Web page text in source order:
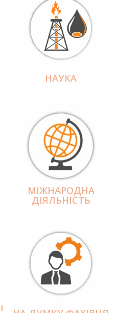
НАУКА
МІЖНАРОДНА
ДІЯЛЬНІCТЬ